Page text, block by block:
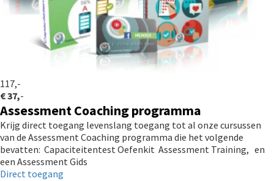
117,-
€ 37,-
Assessment Coaching programma
Krijg direct toegang levenslang toegang tot al onze cursussen
van de Assessment Coaching programma die het volgende
bevatten: Capaciteitentest Oefenkit Assessment Training, en
een Assessment Gids
Direct toegang